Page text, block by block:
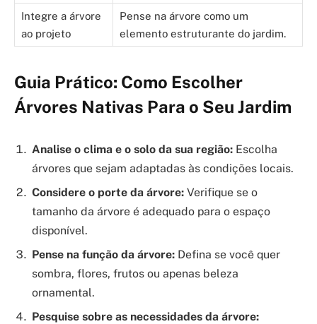
Integre a árvore
ao projeto
Pense na árvore como um
elemento estruturante do jardim.
Guia Prático: Como Escolher
Árvores Nativas Para o Seu Jardim
Analise o clima e o solo da sua região: Escolha
árvores que sejam adaptadas às condições locais.
Considere o porte da árvore: Verifique se o
tamanho da árvore é adequado para o espaço
disponível.
Pense na função da árvore: Defina se você quer
sombra, flores, frutos ou apenas beleza
ornamental.
Pesquise sobre as necessidades da árvore: